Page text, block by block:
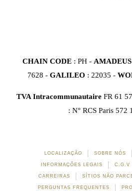
CHAIN CODE : PH - AMADEUS
7628 - GALILEO : 22035 -
TVA Intracommunautaire FR 61
: N° RCS Paris 572
LOCALIZAÇÃO SOBRE NÓS
INFORMAÇÕES LEGAIS C.G.V
CARREIRAS SÍTIOS NÃO
PERGUNTAS FREQUENTES